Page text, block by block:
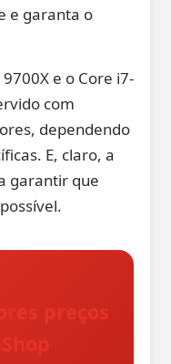
e garanta o
e o Core i7-
com
dependendo
E, claro, a
garantir que
preços